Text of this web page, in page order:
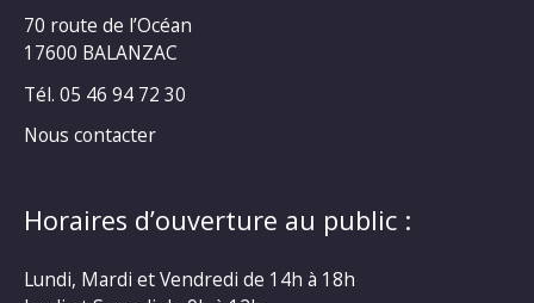
70 route de l’Océan
17600 BALANZAC
Tél. 05 46 94 72 30
Nous contacter
Horaires d’ouverture au public :
Lundi, Mardi et Vendredi de 14h à 18h